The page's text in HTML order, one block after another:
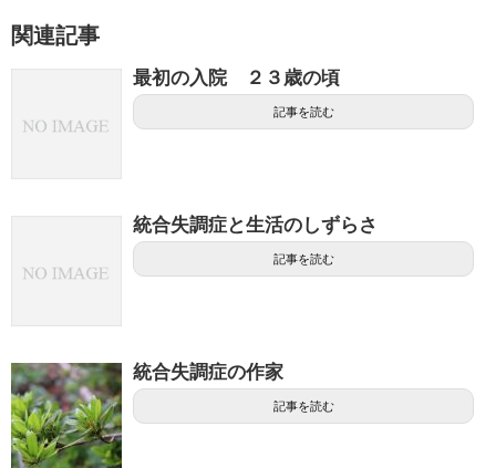
関連記事
最初の入院 ２３歳の頃
記事を読む
統合失調症と生活のしずらさ
記事を読む
統合失調症の作家
記事を読む